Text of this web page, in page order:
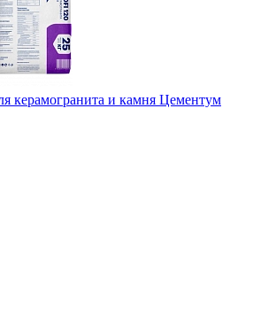
керамогранита и камня Цементум